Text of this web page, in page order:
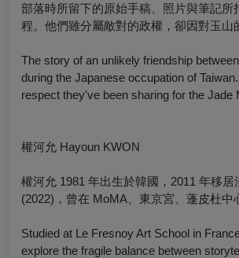
部落時所留下的原始手稿、照片與筆記
程。他們雖分屬敵對的政權，卻因對玉山
The story of an unlikely friendship
during the Japanese occupation of
respect they've been sharing for the Jade
權河允 Hayoun KWON
權河允 1981 年出生於韓國，2011 年移
(2022)，曾在 MoMA、東京宮、蓬皮杜中
Studied at Le Fresnoy Art School in
explore the fragile balance between